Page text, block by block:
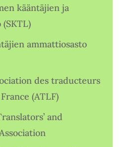
kääntäjien ja
ammattiosasto
des traducteurs
(ATLF)
and